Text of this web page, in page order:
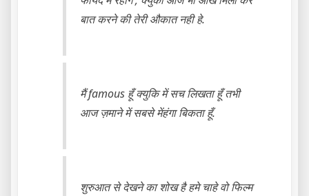
बात करने की तेरी औकात नही हे.
मैं ‪‎famous‬ हूँ क्युकि में सच लिखता हूँ तभी
आज ज़माने में सबसे मेंहंगा बिकता हूँ.
शुरुआत से देखने का शोख है हमे चाहे वो फिल्म